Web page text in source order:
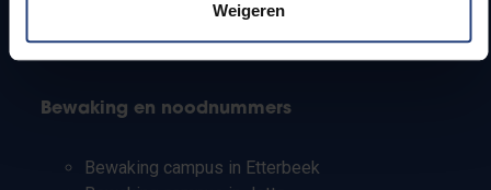
Weigeren
Internationale studenten
Bewaking en noodnummers
Bewaking campus in Etterbeek